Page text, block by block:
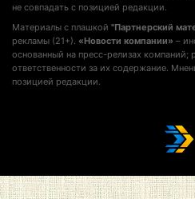
не совпадать с позицией редакции.
Материалы с плашкой "Партнерский
рекламы (21+). «Новости компании» –
основанный на пресс-релизах компаний;
ответственности за их содержание.
позицией редакции.